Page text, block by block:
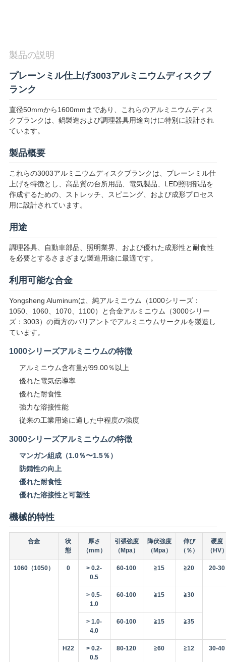
し
な
さ
い
ニ
ュ
ー
場
引
用
を
要
求
し
な
さ
い
SITEMAP
プ
ラ
イ
製品の説明
プレーンミル仕上げ3003アルミニウムディスクブ
ランク
直径50mmから1600mmまであり、これらのアルミニウムディス
クブランクは、鍋製造および調理器具用途向けに特別に設計され
ています。
製品概要
これらの3003アルミニウムディスクブランクは、プレーンミル仕
上げを特徴とし、高品質の台所用品、電気製品、LED照明部品を
作成するための、ストレッチ、スピニング、および成形プロセス
用に設計されています。
用途
調理器具、自動車部品、照明業界、および優れた成形性と耐食性
を必要とするさまざまな製造用途に最適です。
利用可能な合金
Yongsheng Aluminumは、純アルミニウム（1000シリーズ：
1050、1060、1070、1100）と合金アルミニウム（3000シリー
ズ：3003）の両方のバリアントでアルミニウムサークルを製造し
ています。
1000シリーズアルミニウムの特徴
アルミニウム含有量が99.00％以上
優れた電気伝導率
優れた耐食性
強力な溶接性能
従来の工業用途に適した中程度の強度
3000シリーズアルミニウムの特徴
マンガン組成（1.0％〜1.5％）
防錆性の向上
優れた耐食性
優れた溶接性と可塑性
機械的特性
合金
状
態
厚さ
（mm）
引張強度
（Mpa）
降伏強度
（Mpa）
伸び
（％）
硬度
（HV
1060（1050） 0
> 0.2-
0.5
60-100 ≧15 ≧20 20-30
> 0.5-
1.0
60-100 ≧15 ≧30
> 1.0-
4.0
60-100 ≧15 ≧35
H22
> 0.2-
0.5
80-120 ≧60 ≧12 30-40